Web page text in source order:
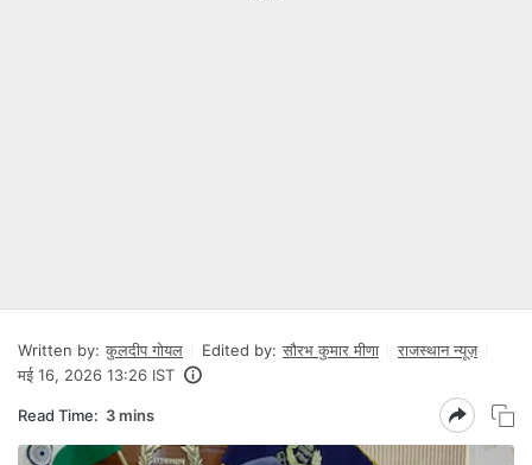
Written by: कुलदीप गोयल Edited by: सौरभ कुमार मीणा
राजस्थान न्यूज़
मई 16, 2026 13:26 IST
Read Time: 3 mins